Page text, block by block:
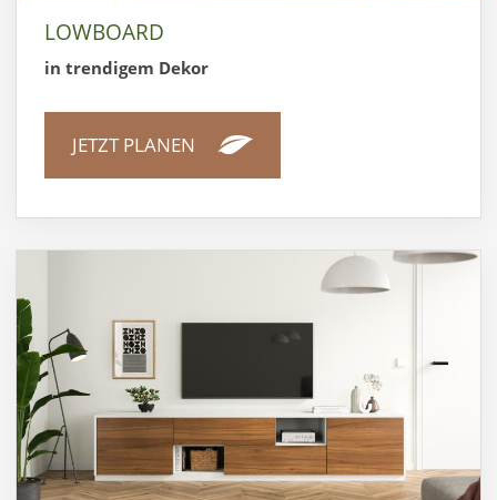
LOWBOARD
in trendigem Dekor
JETZT PLANEN